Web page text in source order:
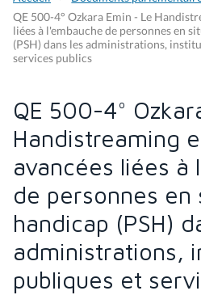
QE 500-4° Ozkara Emin - Le
liées à l'embauche de personnes en
(PSH) dans les administrations,
services publics
QE 500-4°
Handistreaming
avancées liées à
de personnes en
handicap (PSH)
administrations,
publiques et